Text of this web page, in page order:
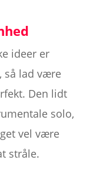
ideer er
så lad være
Den lidt
solo,
vel være
stråle.